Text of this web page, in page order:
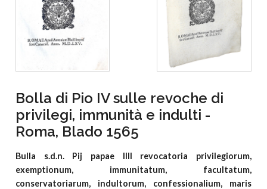
Bolla di Pio IV sulle revoche di
privilegi, immunità e indulti -
Roma, Blado 1565
Bulla s.d.n. Pij papae IIII revocatoria privilegiorum,
exemptionum, immunitatum, facultatum,
conservatoriarum, indultorum, confessionalium, maris